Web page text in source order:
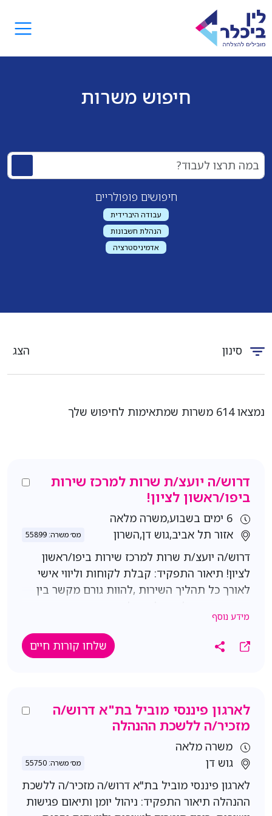
חיפוש משרות
חיפושים פופולריים
עבודה היברידית
הנהלת חשבונות
אדמיניסטרציה
סינון הצג
נמצאו 614 משרות שמתאימות לחיפוש שלך
דרוש/ה יועצ/ת שרות למרכז שירות
ביפו/ראשון לציון!
6 ימים בשבוע,משרה מלאה
אזור תל אביב,גוש דן,השרון
מס׳ משרה: 55899
דרוש/ה יועצ/ת שרות למרכז שירות ביפו/ראשון
לציון! תיאור התפקיד: קבלת לקוחות וליווי אישי
לאורך כל תהליך השירות ,להוות גורם מקשר בין
מקצועית פרימיום ללקוח,ניהול תקשורת יעילה
מול הלקוח בזמן הטיפול ולאחריו שעות עבודה:
א-ה 7:00-16:00, ימי ג' עד 15:00 ימי שישי 7:00-
יתרון משמעותי ניסיון מעולם הרכב - יתרון שפות
נוספות - יתרון אדיבות, יעילות, תודעת שירות
מידע נוסף
שלחו קורות חיים
לארגון פיננסי מוביל בת"א דרוש/ה
מזכיר/ה ללשכת ההנהלה
משרה מלאה
גוש דן
מס׳ משרה: 55750
לארגון פיננסי מוביל בת"א דרוש/ה מזכיר/ה ללשכת
ההנהלה תיאור התפקיד: ניהול יומן ותיאום פגישות